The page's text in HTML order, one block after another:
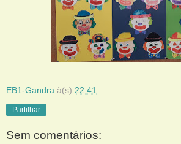
EB1-Gandra à(s) 22:41
Partilhar
Sem comentários: